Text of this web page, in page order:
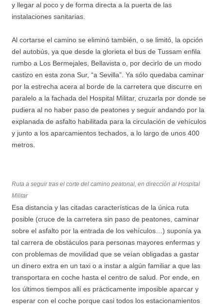
y llegar al poco y de forma directa a la puerta de las
instalaciones sanitarias.
Al cortarse el camino se eliminó también, o se limitó, la opción
del autobús, ya que desde la glorieta el bus de Tussam enfila
rumbo a Los Bermejales, Bellavista o, por decirlo de un modo
castizo en esta zona Sur, “a Sevilla”. Ya sólo quedaba caminar
por la estrecha acera al borde de la carretera que discurre en
paralelo a la fachada del Hospital Militar, cruzarla por donde se
pudiera al no haber paso de peatones y seguir andando por la
explanada de asfalto habilitada para la circulación de vehículos
y junto a los aparcamientos techados, a lo largo de unos 400
metros.
Ruta a seguir tras el corte del camino peatonal, en dirección al Hospital
Militar
Esa distancia y las citadas características de la única ruta
posible (cruce de la carretera sin paso de peatones, caminar
sobre el asfalto por la entrada de los vehículos…) suponía ya
tal carrera de obstáculos para personas mayores enfermas y
con problemas de movilidad que se veían obligadas a gastar
un dinero extra en un taxi o a instar a algún familiar a que las
transportara en coche hasta el centro de salud. Por ende, en
los últimos tiempos allí es prácticamente imposible aparcar y
esperar con el coche porque casi todos los estacionamientos